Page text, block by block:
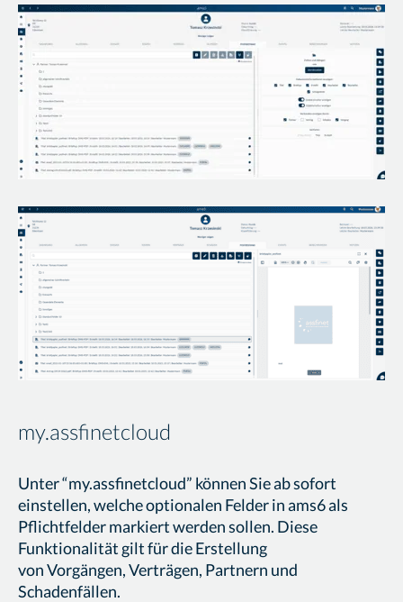
my.assfinetcloud
Unter “my.assfinetcloud” können Sie ab sofort
einstellen, welche optionalen Felder in ams6 als
Pflichtfelder markiert werden sollen. Diese
Funktionalität gilt für die Erstellung
von Vorgängen, Verträgen, Partnern und
Schadenfällen.